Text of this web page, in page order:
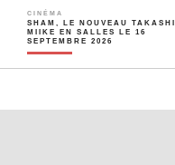
CINÉMA
SHAM, LE NOUVEAU TAKASHI
MIIKE EN SALLES LE 16
SEPTEMBRE 2026